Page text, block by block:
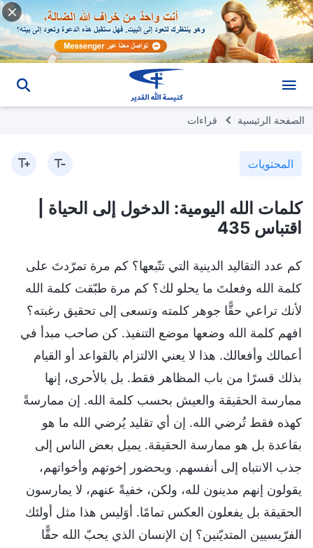
الصفحة الرئيسية قراءات
المحتويات
كلمات الله اليومية: الدخول إلى الحياة |
اقتباس 435
كم عدد التقاليد الدينية التي تتّبعها؟ كم مرة تمرّدتَ على
كلمة الله وفعلتَ ما يحلو لك؟ كم مرة طبّقت كلمة الله
لأنك تراعي حقًّا جوهر كلمته وتسعى إلى تحقيق رغبته؟
افهم كلمة الله وضعها موضع التنفيذ. كن صاحب مبدأ في
أعمالك وأفعالك. هذا لا يعني الالتزام بالقواعد أو القيام
بذلك قسرًا من باب المظاهر فقط. بل بالأحرى، إنها
ممارسة الحقيقة والعيش بحسب كلمة الله. إن ممارسةً
كهذه فقط تُرضي الله. إن أي تقليد يُرضي الله ما هو
بقاعدة بل هو ممارسة الحقيقة. يميل بعض الناس إلى
جذب الانتباه إلى أنفسهم. وبحضور إخوتهم وأخواتهم،
يقولون إنهم مدينون لله، ولكن، خفيةً عنهم، لا يمارسون
الحقيقة بل يفعلون العكس تمامًا. أوَليس هذا مثل أولئك
الفرّيسيين المتديّنين؟ إن الإنسان الذي يحبّ الله حقًّا